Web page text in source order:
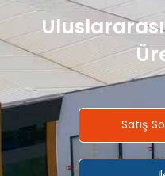
Satış